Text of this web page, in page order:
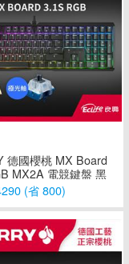
德國櫻桃 MX Board
MX2A 電競鍵盤 黑
文 (省 800)